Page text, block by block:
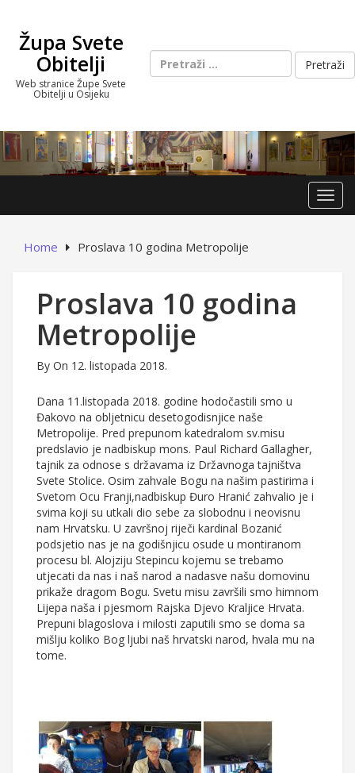
contentŽupa Svete
Obitelji
Web stranice Župe Svete
Obitelji u Osijeku
Pretraži:
Home Proslava 10 godina Metropolije
Proslava 10 godina
Metropolije
By On 12. listopada 2018.
Dana 11.listopada 2018. godine hodočastili smo u
Đakovo na obljetnicu desetogodisnjice naše
Metropolije. Pred prepunom katedralom sv.misu
predslavio je nadbiskup mons. Paul Richard Gallagher,
tajnik za odnose s državama iz Državnoga tajništva
Svete Stolice. Osim zahvale Bogu na našim pastirima i
Svetom Ocu Franji,nadbiskup Đuro Hranić zahvalio je i
svima koji su utkali dio sebe za slobodnu i neovisnu
nam Hrvatsku. U završnoj riječi kardinal Bozanić
podsjetio nas je na godišnjicu osude u montiranom
procesu bl. Alojziju Stepincu kojemu se trebamo
utjecati da nas i naš narod a nadasve našu domovinu
prikaže dragom Bogu. Svetu misu završili smo himnom
Lijepa naša i pjesmom Rajska Djevo Kraljice Hrvata.
Prepuni blagoslova i milosti zaputili smo se doma sa
mišlju koliko Bog ljubi naš hrvatski narod, hvala mu na
tome.